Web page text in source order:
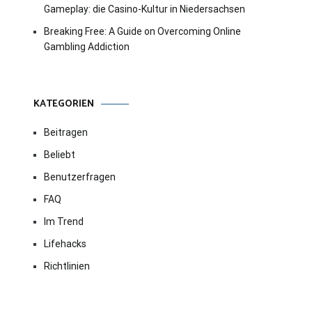
Gameplay: die Casino-Kultur in Niedersachsen
Breaking Free: A Guide on Overcoming Online
Gambling Addiction
KATEGORIEN
Beitragen
Beliebt
Benutzerfragen
FAQ
Im Trend
Lifehacks
Richtlinien